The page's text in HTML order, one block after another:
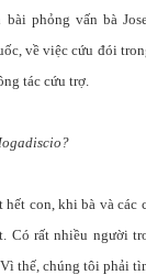
phỏng vấn bà
về việc cứu đói
tác cứu trợ.
con, khi bà và các
Có rất nhiều người
thế, chúng tôi phải